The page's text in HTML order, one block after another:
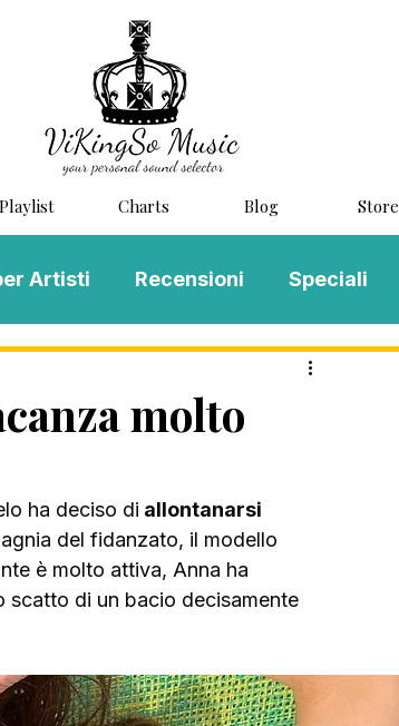
Playlist Charts Blog Store
Artisti Recensioni Speciali
molto
ha deciso di allontanarsi
del fidanzato, il modello
è molto attiva, Anna ha
scatto di un bacio decisamente